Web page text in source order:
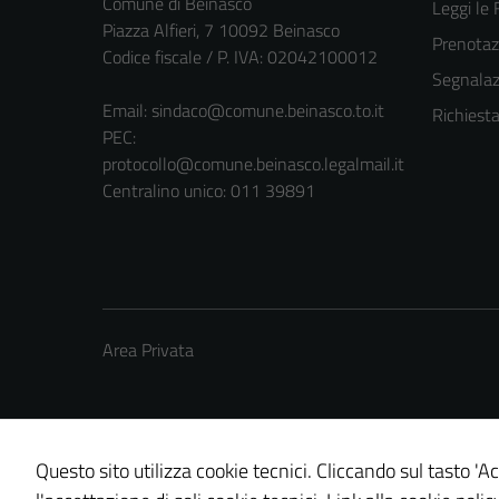
Piazza Alfieri, 7 10092 Beinasco
Codice fiscale / P. IVA: 02042100012
Email: sindaco@comune.beinasco.to.it
PEC:
protocollo@comune.beinasco.legalmail.it
Centralino unico: 011 39891
Leggi le
Area Privata
Credits: © Technical Design s.r.l.
Questo sito utilizza cookie tecnici. Cliccando sul tasto